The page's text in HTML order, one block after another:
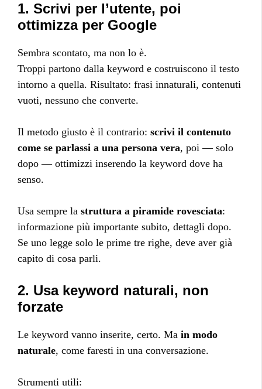
1. Scrivi per l’utente, poi
ottimizza per Google
Sembra scontato, ma non lo è.
Troppi partono dalla keyword e costruiscono il testo
intorno a quella. Risultato: frasi innaturali, contenuti
vuoti, nessuno che converte.
Il metodo giusto è il contrario: scrivi il contenuto
come se parlassi a una persona vera, poi — solo
dopo — ottimizzi inserendo la keyword dove ha
senso.
Usa sempre la struttura a piramide rovesciata:
informazione più importante subito, dettagli dopo.
Se uno legge solo le prime tre righe, deve aver già
capito di cosa parli.
2. Usa keyword naturali, non
forzate
Le keyword vanno inserite, certo. Ma in modo
naturale, come faresti in una conversazione.
Strumenti utili: